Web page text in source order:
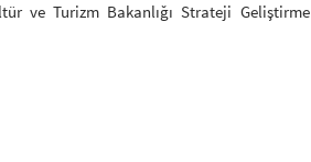
ve Turizm Bakanlığı Strateji Geliştirme